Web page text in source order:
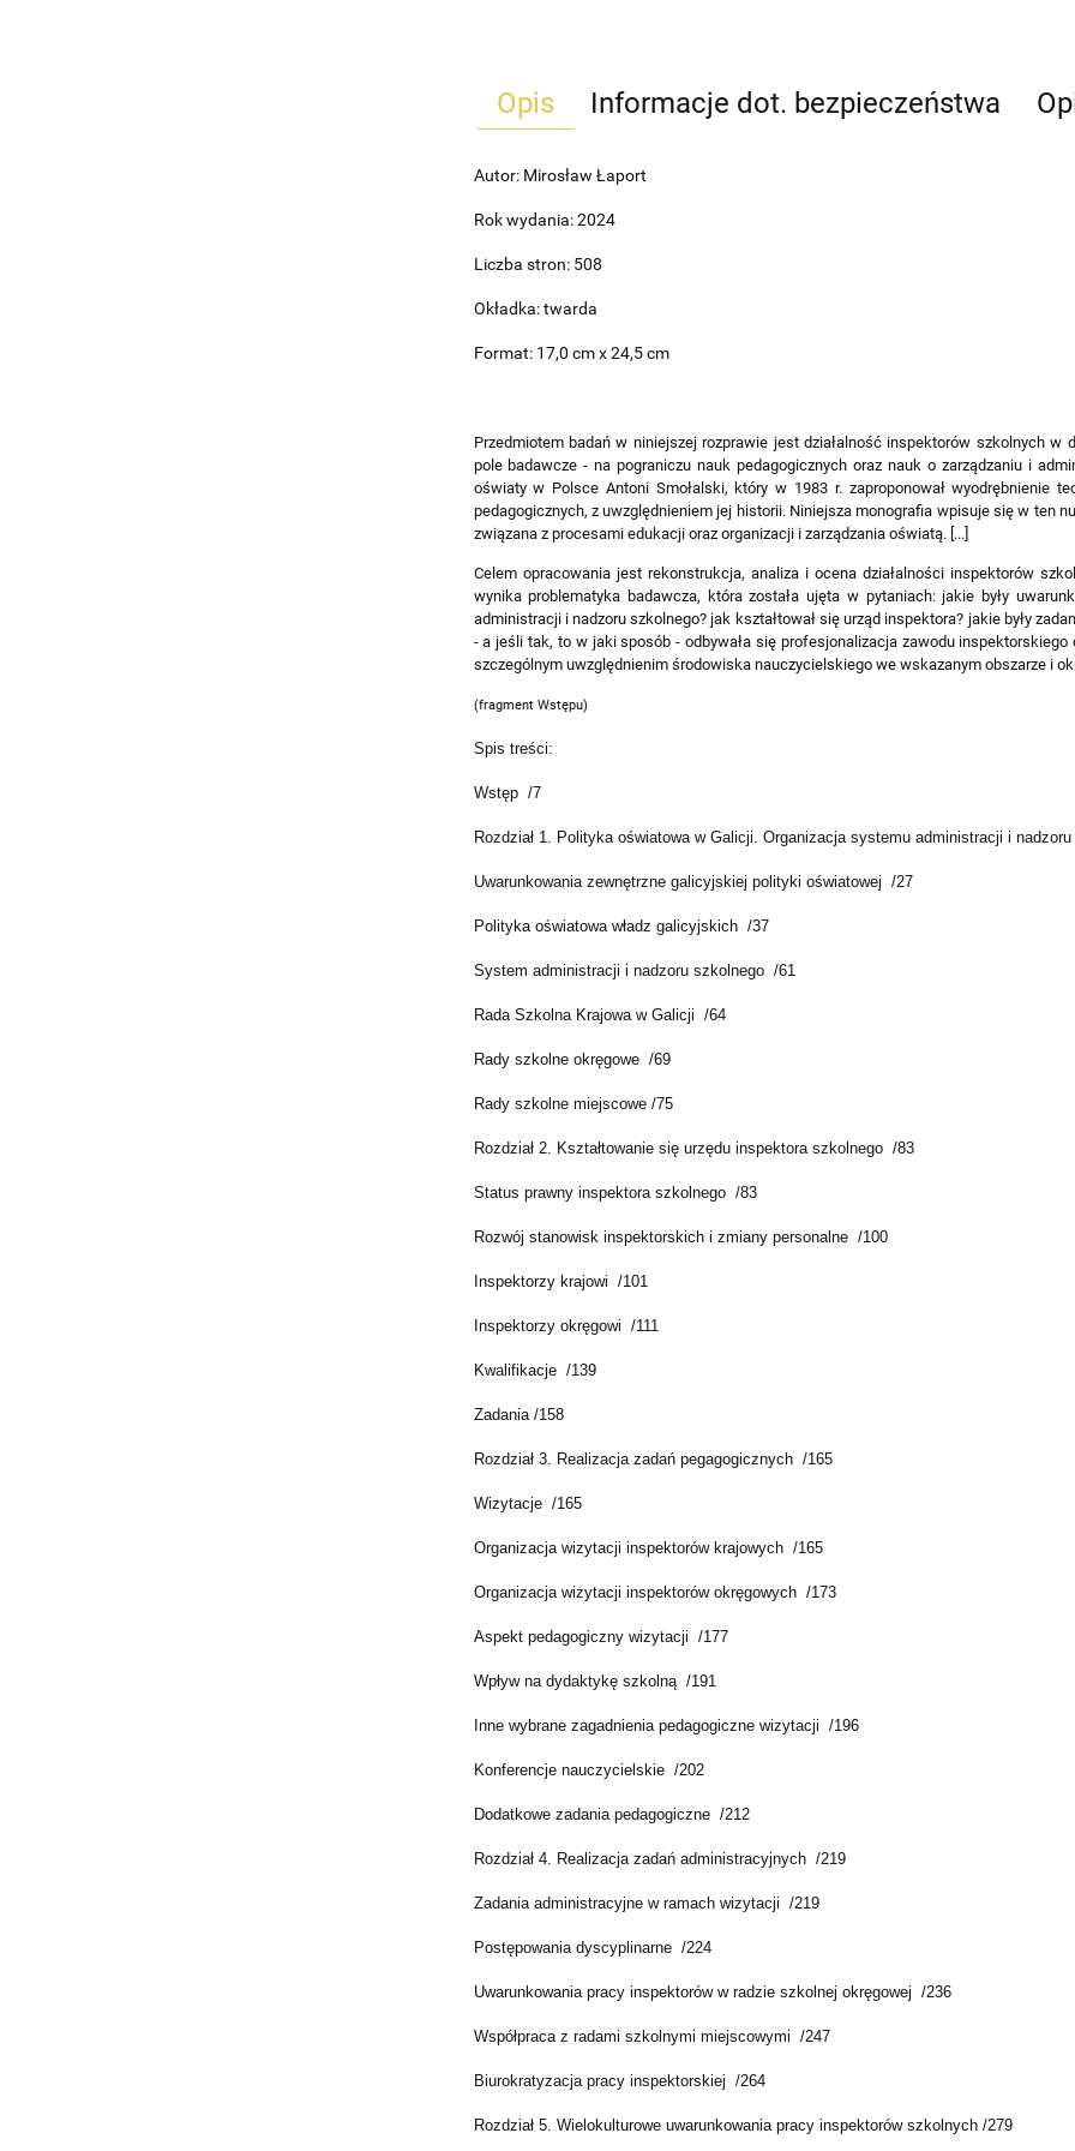
Opis Informacje dot. bezpieczeństwa
Autor: Mirosław Łaport
Rok wydania: 2024
Liczba stron: 508
Okładka: twarda
Format: 17,0 cm x 24,5 cm
Przedmiotem badań w niniejszej rozprawie jest działalność inspektorów szkolnych
pole badawcze - na pograniczu nauk pedagogicznych oraz nauk o zarządzaniu i
oświaty w Polsce Antoni Smołalski, który w 1983 r. zaproponował wyodrębnienie
pedagogicznych, z uwzględnieniem jej historii. Niniejsza monografia wpisuje się w ten
związana z procesami edukacji oraz organizacji i zarządzania oświatą. [...]
Celem opracowania jest rekonstrukcja, analiza i ocena działalności inspektorów
wynika problematyka badawcza, która została ujęta w pytaniach: jakie były
administracji i nadzoru szkolnego? jak kształtował się urząd inspektora? jakie były
- a jeśli tak, to w jaki sposób - odbywała się profesjonalizacja zawodu
szczególnym uwzględnienim środowiska nauczycielskiego we wskazanym obszarze i
(fragment Wstępu)
Spis treści:
Wstęp /7
Rozdział 1. Polityka oświatowa w Galicji. Organizacja systemu administracji i
Uwarunkowania zewnętrzne galicyjskiej polityki oświatowej /27
Polityka oświatowa władz galicyjskich /37
System administracji i nadzoru szkolnego /61
Rada Szkolna Krajowa w Galicji /64
Rady szkolne okręgowe /69
Rady szkolne miejscowe /75
Rozdział 2. Kształtowanie się urzędu inspektora szkolnego /83
Status prawny inspektora szkolnego /83
Rozwój stanowisk inspektorskich i zmiany personalne /100
Inspektorzy krajowi /101
Inspektorzy okręgowi /111
Kwalifikacje /139
Zadania /158
Rozdział 3. Realizacja zadań pegagogicznych /165
Wizytacje /165
Organizacja wizytacji inspektorów krajowych /165
Organizacja wizytacji inspektorów okręgowych /173
Aspekt pedagogiczny wizytacji /177
Wpływ na dydaktykę szkolną /191
Inne wybrane zagadnienia pedagogiczne wizytacji /196
Konferencje nauczycielskie /202
Dodatkowe zadania pedagogiczne /212
Rozdział 4. Realizacja zadań administracyjnych /219
Zadania administracyjne w ramach wizytacji /219
Postępowania dyscyplinarne /224
Uwarunkowania pracy inspektorów w radzie szkolnej okręgowej /236
Współpraca z radami szkolnymi miejscowymi /247
Biurokratyzacja pracy inspektorskiej /264
Rozdział 5. Wielokulturowe uwarunkowania pracy inspektorów szkolnych /279